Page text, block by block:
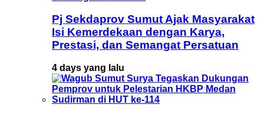
Pj Sekdaprov Sumut Ajak Masyarakat
Isi Kemerdekaan dengan Karya,
Prestasi, dan Semangat Persatuan
4 days yang lalu